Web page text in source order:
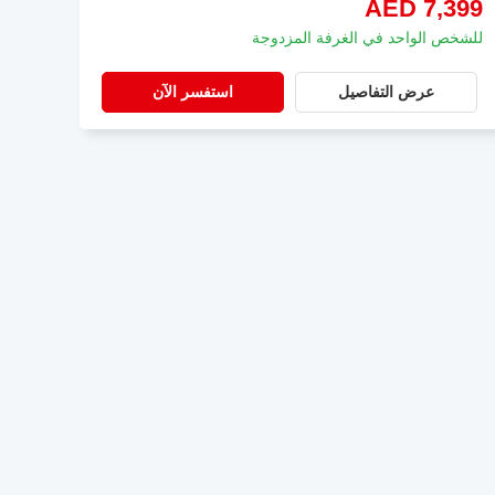
AED 7,399
للشخص الواحد في الغرفة المزدوجة
عرض التفاصيل استفسر الآن